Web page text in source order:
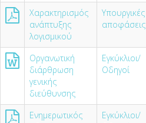
Χαρακτηρισμός
ανάπτυξης
λογισμικού
Υπουργικές
αποφάσεις
Οργανωτική
διάρθρωση
γενικής
διεύθυνσης
Εγκύκλιοι/
Οδηγοί
Ενημερωτικός
Εγκύκλιοι/